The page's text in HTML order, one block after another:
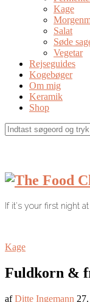
Kage
Salat
Søde
Vegetar
Rejseguides
Kogebøger
Om mig
Keramik
Shop
If it's your first night
Kage
Fuldkorn &
afDitte Ingemann